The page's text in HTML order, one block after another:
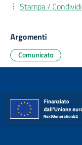
Stampa / Condividi
Argomenti
Comunicato